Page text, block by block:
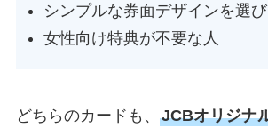
シンプルな券面デザインを選
女性向け特典が不要な人
どちらのカードも、 JCBオリジナ